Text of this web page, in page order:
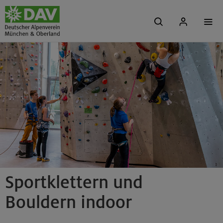
Sportklettern und
Bouldern indoor